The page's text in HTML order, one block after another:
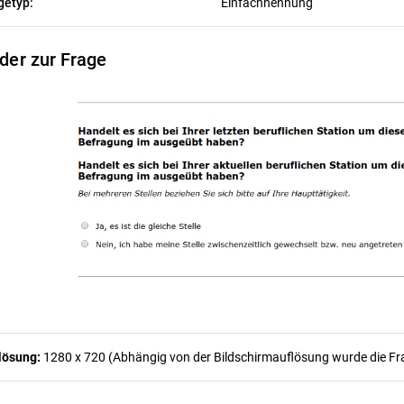
zur Frage
1280 x 720 (Abhängig von der Bildschirmauflösung wurde die